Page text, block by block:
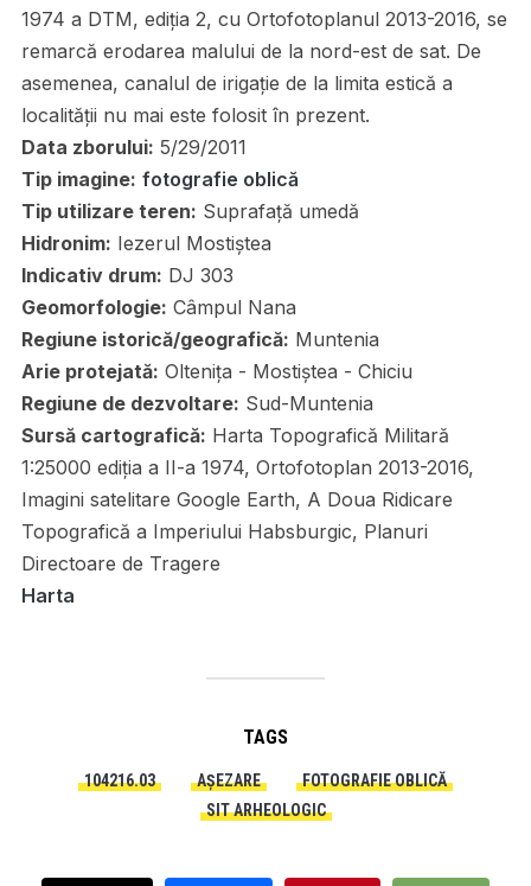
1974 a DTM, ediția 2, cu Ortofotoplanul 2013-2016, se
remarcă erodarea malului de la nord-est de sat. De
asemenea, canalul de irigație de la limita estică a
localității nu mai este folosit în prezent.
Data zborului: 5/29/2011
Tip imagine: fotografie oblică
Tip utilizare teren: Suprafață umedă
Hidronim: Iezerul Mostiștea
Indicativ drum: DJ 303
Geomorfologie: Câmpul Nana
Regiune istorică/geografică: Muntenia
Arie protejată: Oltenița - Mostiștea - Chiciu
Regiune de dezvoltare: Sud-Muntenia
Sursă cartografică: Harta Topografică Militară
1:25000 ediția a II-a 1974, Ortofotoplan 2013-2016,
Imagini satelitare Google Earth, A Doua Ridicare
Topografică a Imperiului Habsburgic, Planuri
Directoare de Tragere
Harta
TAGS
104216.03 AȘEZARE
FOTOGRAFIE OBLICĂ
SIT ARHEOLOGIC